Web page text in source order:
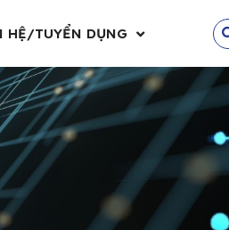
HỆ/TUYỂN DỤNG